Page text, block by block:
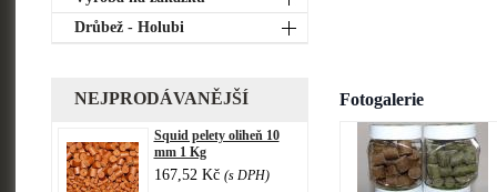
Drůbež - Holubi
NEJPRODÁVANĚJŠÍ
Squid pelety oliheň 10
mm 1 Kg
167,52 Kč (s DPH)
Fotogalerie